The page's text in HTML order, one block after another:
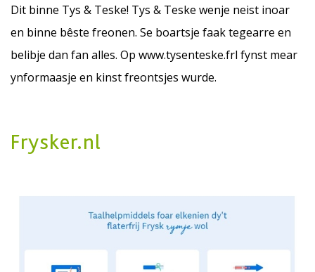
Dit binne Tys & Teske! Tys & Teske wenje neist inoar
en binne bêste freonen. Se boartsje faak tegearre en
belibje dan fan alles. Op www.tysenteske.frl fynst mear
ynformaasje en kinst freontsjes wurde.
Frysker.nl